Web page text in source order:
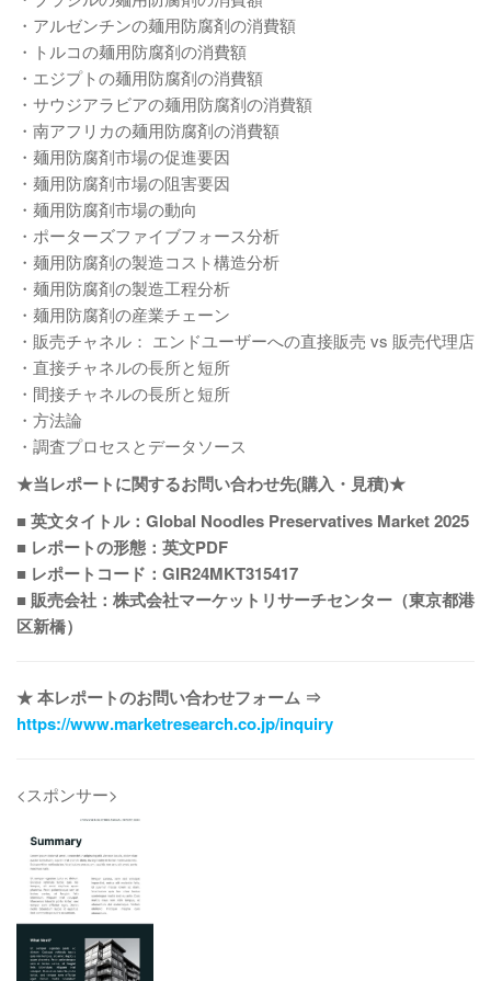
・アルゼンチンの麺用防腐剤の消費額
・トルコの麺用防腐剤の消費額
・エジプトの麺用防腐剤の消費額
・サウジアラビアの麺用防腐剤の消費額
・南アフリカの麺用防腐剤の消費額
・麺用防腐剤市場の促進要因
・麺用防腐剤市場の阻害要因
・麺用防腐剤市場の動向
・ポーターズファイブフォース分析
・麺用防腐剤の製造コスト構造分析
・麺用防腐剤の製造工程分析
・麺用防腐剤の産業チェーン
・販売チャネル： エンドユーザーへの直接販売 vs 販売代理店
・直接チャネルの長所と短所
・間接チャネルの長所と短所
・方法論
・調査プロセスとデータソース
★当レポートに関するお問い合わせ先(購入・見積)★
■ 英文タイトル：Global Noodles Preservatives Market 2025
■ レポートの形態：英文PDF
■ レポートコード：GIR24MKT315417
■ 販売会社：株式会社マーケットリサーチセンター（東京都港
区新橋）
★ 本レポートのお問い合わせフォーム ⇒
https://www.marketresearch.co.jp/inquiry
<スポンサー>